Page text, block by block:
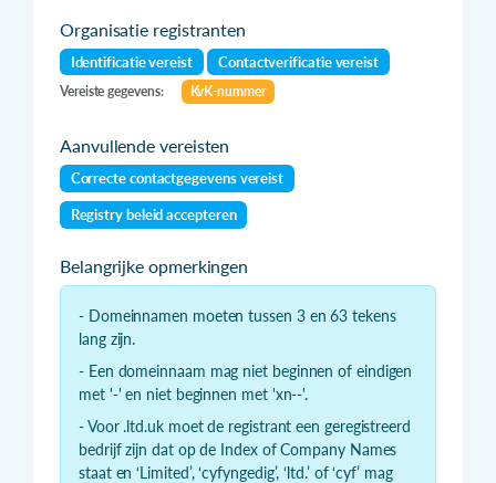
Organisatie registranten
Identificatie vereist Contactverificatie vereist
Vereiste gegevens: KvK-nummer
Aanvullende vereisten
Correcte contactgegevens vereist
Registry beleid accepteren
Belangrijke opmerkingen
- Domeinnamen moeten tussen 3 en 63 tekens
lang zijn.
- Een domeinnaam mag niet beginnen of eindigen
met '-' en niet beginnen met 'xn--'.
- Voor .ltd.uk moet de registrant een geregistreerd
bedrijf zijn dat op de Index of Company Names
staat en ‘Limited’, ‘cyfyngedig’, ‘ltd.’ of ‘cyf’ mag